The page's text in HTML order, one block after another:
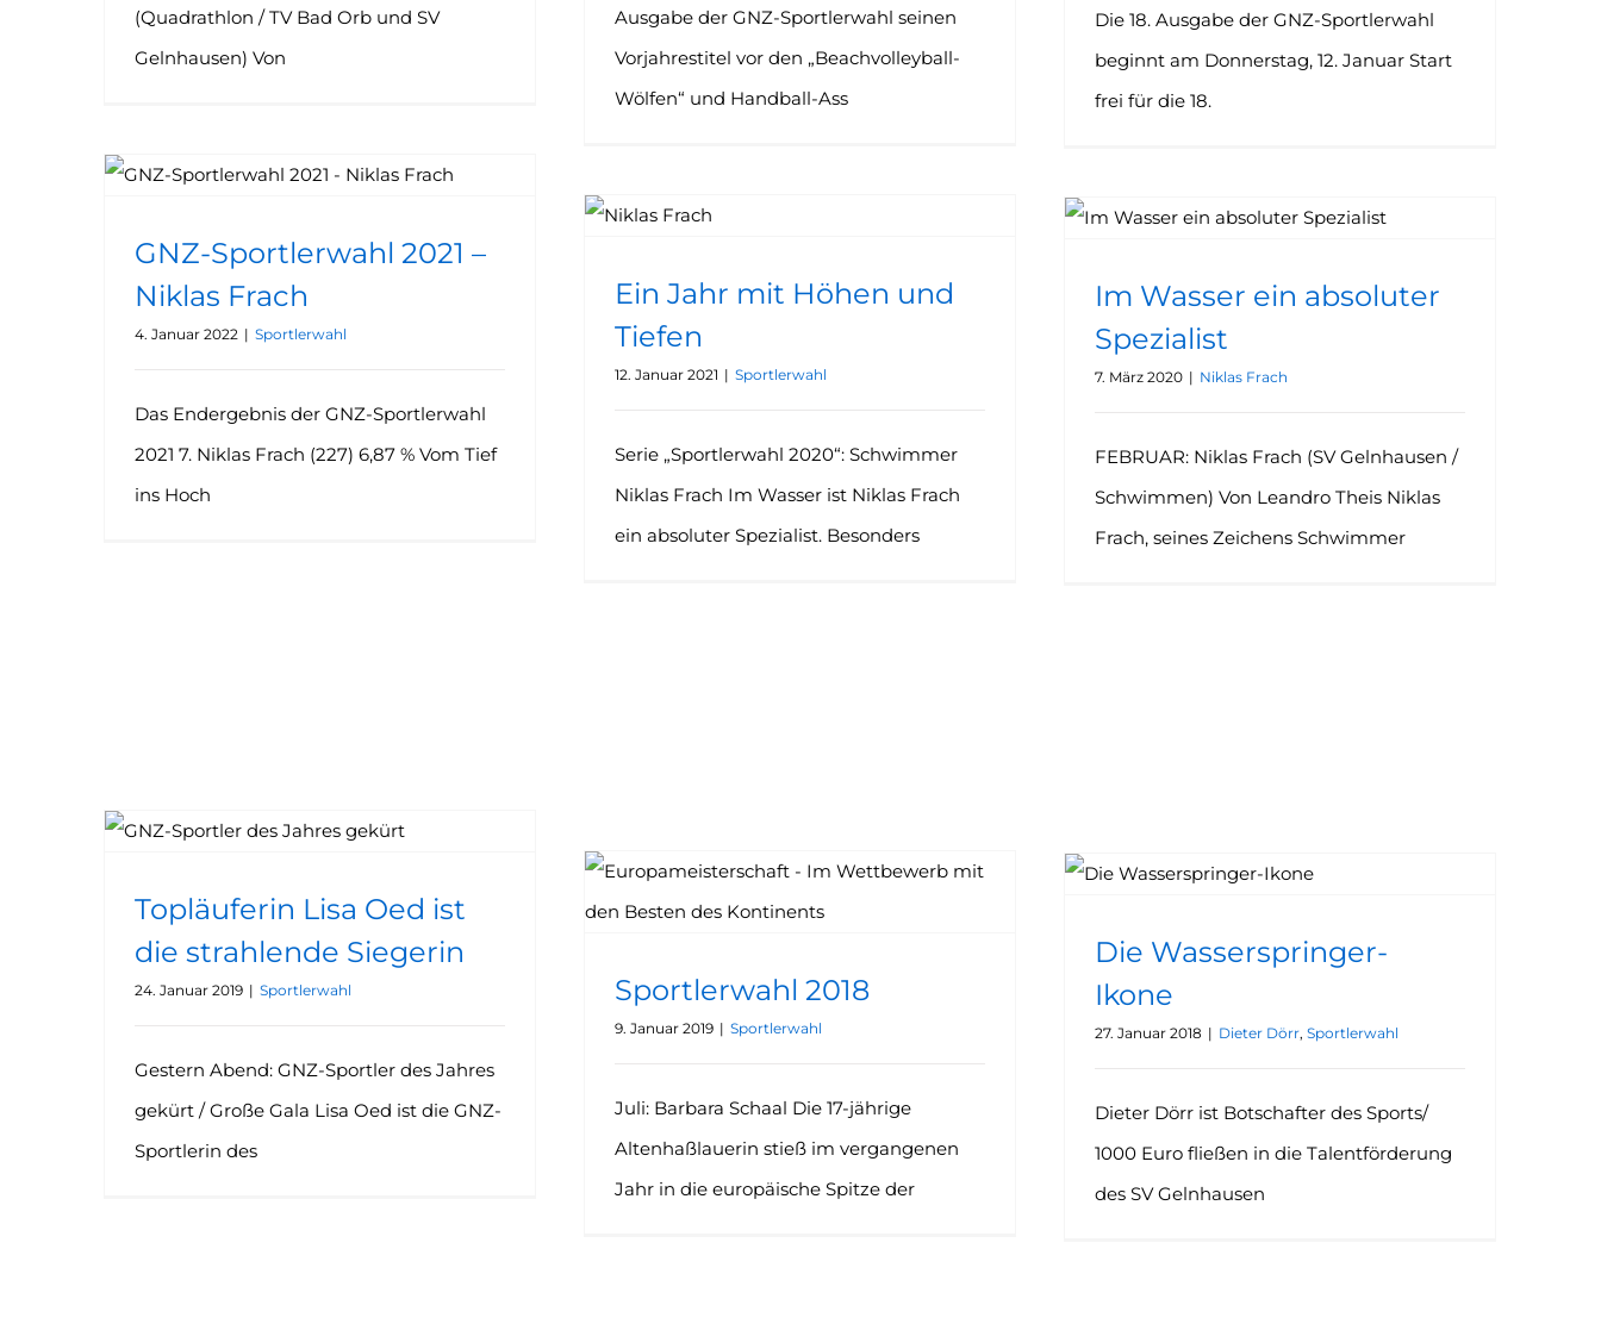
(Quadrathlon / TV Bad Orb und SV
Gelnhausen) Von
Ausgabe der GNZ-Sportlerwahl seinen
Vorjahrestitel vor den „Beachvolleyball-
Wölfen“ und Handball-Ass
Die 18. Ausgabe der GNZ-Sportlerwahl
beginnt am Donnerstag, 12. Januar Start
frei für die 18.
GNZ-Sportlerwahl 2021 –
Niklas Frach
4. Januar 2022 | Sportlerwahl
Das Endergebnis der GNZ-Sportlerwahl
2021 7. Niklas Frach (227) 6,87 % Vom Tief
ins Hoch
Ein Jahr mit Höhen und
Tiefen
12. Januar 2021 | Sportlerwahl
Serie „Sportlerwahl 2020“: Schwimmer
Niklas Frach Im Wasser ist Niklas Frach
ein absoluter Spezialist. Besonders
Im Wasser ein absoluter
Spezialist
7. März 2020 | Niklas Frach
FEBRUAR: Niklas Frach (SV Gelnhausen /
Schwimmen) Von Leandro Theis Niklas
Frach, seines Zeichens Schwimmer
Topläuferin Lisa Oed ist
die strahlende Siegerin
24. Januar 2019 | Sportlerwahl
Gestern Abend: GNZ-Sportler des Jahres
gekürt / Große Gala Lisa Oed ist die GNZ-
Sportlerin des
Sportlerwahl 2018
9. Januar 2019 | Sportlerwahl
Juli: Barbara Schaal Die 17-jährige
Altenhaßlauerin stieß im vergangenen
Jahr in die europäische Spitze der
Die Wasserspringer-
Ikone
27. Januar 2018 | Dieter Dörr, Sportlerwahl
Dieter Dörr ist Botschafter des Sports/
1000 Euro fließen in die Talentförderung
des SV Gelnhausen